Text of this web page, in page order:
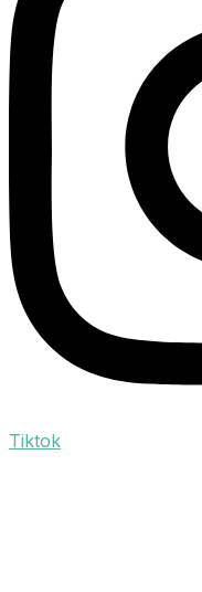
Tiktok